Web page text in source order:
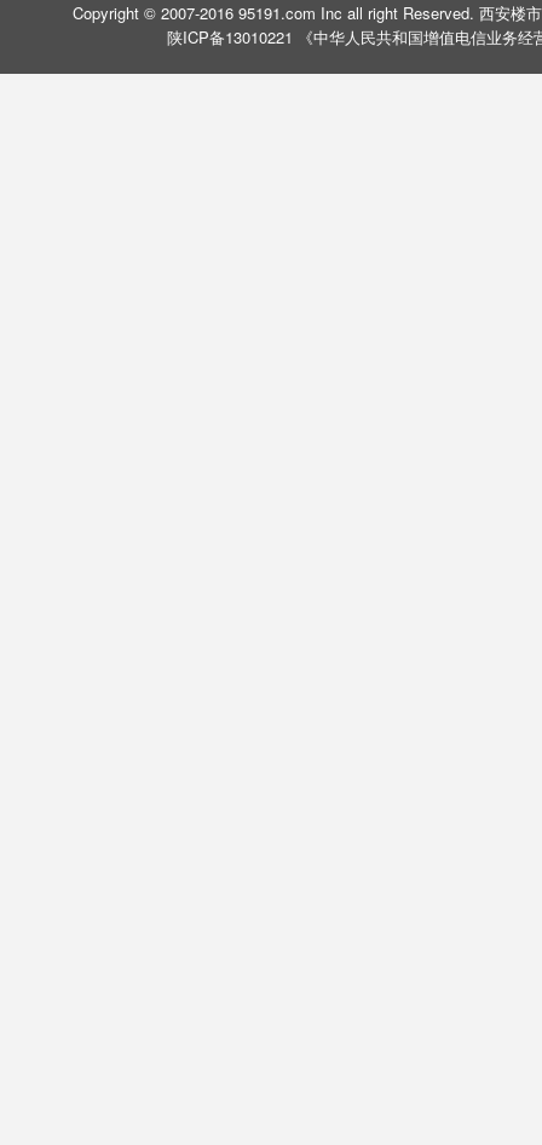
Copyright © 2007-2016 95191.com Inc all right Reserved. 西安楼
陕ICP备13010221 《中华人民共和国增值电信业务经